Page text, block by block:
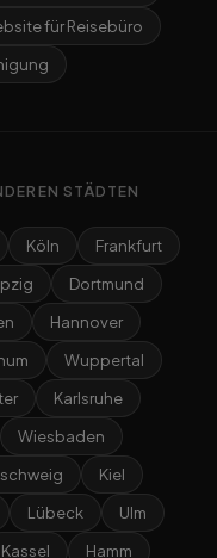
für Reisebüro
STÄDTEN
Köln
Frankfurt
Dortmund
Hannover
Wuppertal
Karlsruhe
Wiesbaden
Kiel
Lübeck
Ulm
Kassel Hamm